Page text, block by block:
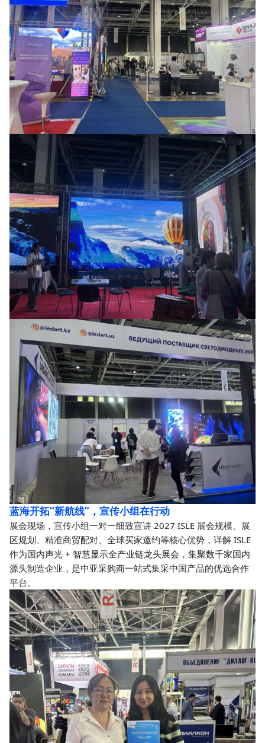
蓝海开拓“新航线”，宣传小组在行动
展会现场，宣传小组一对一细致宣讲 2027 ISLE 展会规模、展
区规划、精准商贸配对、全球买家邀约等核心优势，详解 ISLE
作为国内声光 + 智慧显示全产业链龙头展会，集聚数千家国内
源头制造企业，是中亚采购商一站式集采中国产品的优选合作
平台。